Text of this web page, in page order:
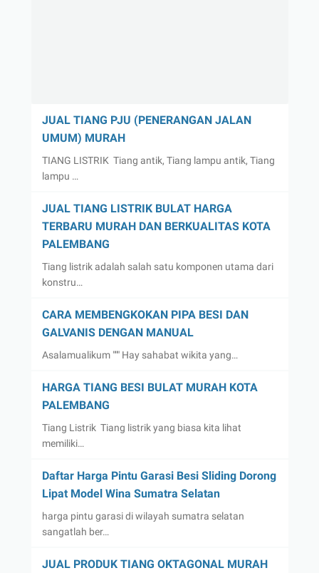
JUAL TIANG PJU (PENERANGAN JALAN
UMUM) MURAH
TIANG LISTRIK Tiang antik, Tiang lampu antik, Tiang
lampu …
JUAL TIANG LISTRIK BULAT HARGA
TERBARU MURAH DAN BERKUALITAS KOTA
PALEMBANG
Tiang listrik adalah salah satu komponen utama dari
konstru…
CARA MEMBENGKOKAN PIPA BESI DAN
GALVANIS DENGAN MANUAL
Asalamualikum """ Hay sahabat wikita yang…
HARGA TIANG BESI BULAT MURAH KOTA
PALEMBANG
Tiang Listrik Tiang listrik yang biasa kita lihat
memiliki…
Daftar Harga Pintu Garasi Besi Sliding Dorong
Lipat Model Wina Sumatra Selatan
harga pintu garasi di wilayah sumatra selatan
sangatlah ber…
JUAL PRODUK TIANG OKTAGONAL MURAH